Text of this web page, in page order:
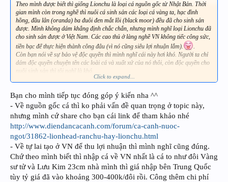
Theo mình được biết thì giống Lionchu là loại cá nguồn gốc từ Nhật Bản. Thời
gian mình còn trong nghề thì nuôi cá sinh sản các loại cá vàng ta, hạc đình
hồng, đầu lân (oranda) ba đuôi đen mắt lồi (black moor) đều đã cho sinh sản
được. Mình không dám khẳng định chắc chắn, nhưng mình nghĩ loại Lionchu đã
cho sinh sản được ở Việt Nam. Các cao thủ ở làng nghề VN không tiếc công sức,
tiền bạc để thực hiện thành công đâu (vì nó cũng siêu lợi nhuận lắm).
.
Còn bạn nói về sự bảo vệ độc quyền thì mình nghĩ cái này hơi khó. Người ta chỉ
dám độc quyền chuyện tên các loài cá và xuất xứ của nó thôi, còn độc quyền cho
nuôi sinh sản thì tôi nghĩ là khó.
Lại nói về sự độc quyền, thời mình còn nuôi cá sinh sản, khi các làng nghề cá
Nhật...), chính dân làng cá nhà ta khi sinh sản được xong bán ra ngoài thị
trường cũng toàn chỉ bán con đực. :wallbash:Nhưng chỉ được chừng đôi ba
tháng thì thất bại với phương sách này.
Về cá trưởng thành để có thể sinh sản: Cái này thì cũng khó nói chính xác được,
nó còn tuỳ loại và chế độ chăm sóc dinh dưỡng. Căn cứ vào dáng cá để xác định
cá đã vào giai đoạn trưởng thành và có thể sinh đẻ được thôi.
Click to expand...
Bạn cho mình tiếp tục đóng góp ý kiến nha ^^
- Về nguồn gốc cá thì ko phải vấn đề quan trọng ở topic này,
nhưng mình cứ share cho bạn cái link để tham khảo nhé
http://www.diendancacanh.com/forum/ca-canh-nuoc-
ngot/31862-lionhead-ranchu-hay-lionchu.html
- Về tự lai tạo ở VN để thu lợi nhuận thì mình nghĩ cũng đúng.
Chứ theo mình biết thì nhập cá về VN nhất là cá to như đôi Vàng
sư tử và Lưu Kim 23cm nhà mình thì giá nhập bên Trung Quốc
tùy tỷ giá đã vào khoảng 300-400k/đôi rồi. Công thêm chi phí